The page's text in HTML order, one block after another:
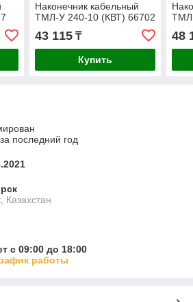
Наконечник кабельный
ТМЛ-У 240-10 (КВТ) 66702
43 115₸
Купить
ТМЛ
48
последний год
Казахстан
с 09:00 до 18:00
работы